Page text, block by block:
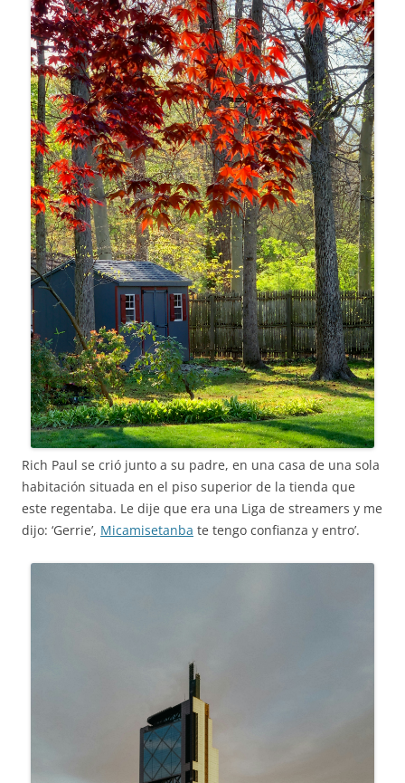
Rich Paul se crió junto a su padre, en una casa de una sola
habitación situada en el piso superior de la tienda que
este regentaba. Le dije que era una Liga de streamers y me
dijo: ‘Gerrie’, Micamisetanba te tengo confianza y entro’.